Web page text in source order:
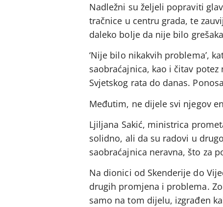
Nadležni su željeli popraviti
tračnice u centru grada, te
daleko bolje da nije bilo
‘Nije bilo nikakvih problema’,
saobraćajnica, kao i čitav
Svjetskog rata do danas.
Međutim, ne dijele svi njegov
Ljiljana Sakić, ministrica
solidno, ali da su radovi u
saobraćajnica neravna, što za
Na dionici od Skenderije do
drugih promjena i problema.
samo na tom dijelu, izgrađen